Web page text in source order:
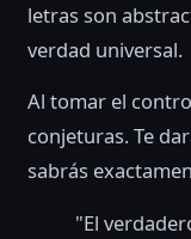
letras son
verdad universal.
Al tomar el
conjeturas. Te
sabrás
"El